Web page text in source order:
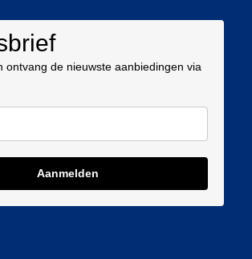
ontvang de nieuwste aanbiedingen via
Aanmelden